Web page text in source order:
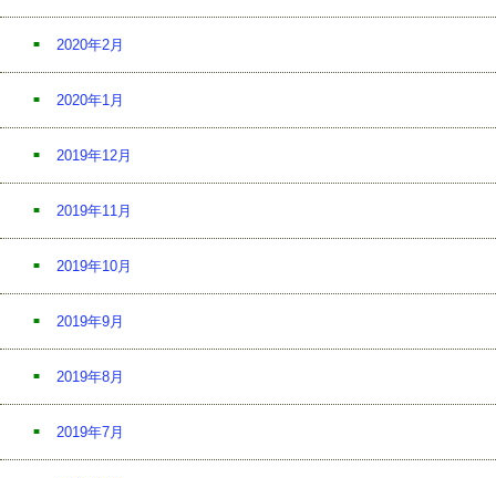
2020年2月
2020年1月
2019年12月
2019年11月
2019年10月
2019年9月
2019年8月
2019年7月